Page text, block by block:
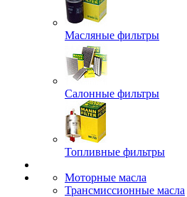
Масляные фильтры
Салонные фильтры
Топливные фильтры
Моторные масла
Трансмиссионные масла